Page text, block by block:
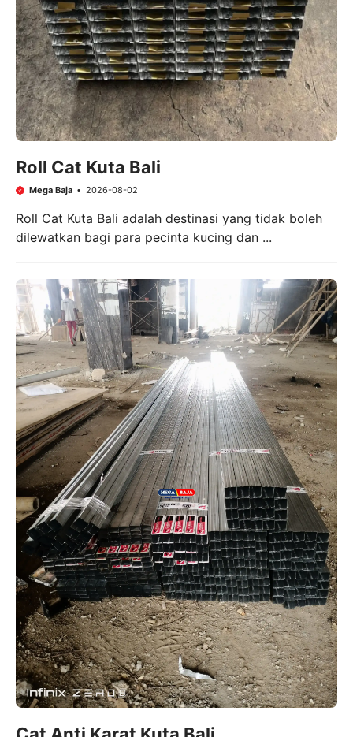
Roll Cat Kuta Bali
Mega Baja 2026-08-02
Roll Cat Kuta Bali adalah destinasi yang tidak boleh
dilewatkan bagi para pecinta kucing dan ...